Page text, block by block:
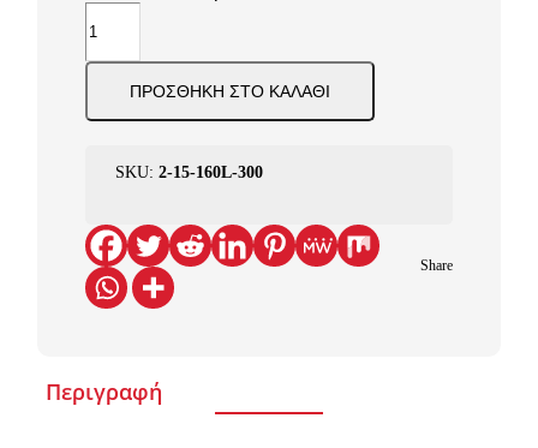
ΠΡΟΣΘΉΚΗ ΣΤΟ ΚΑΛΆΘΙ
SKU: 2-15-160L-300
Share
Περιγραφή